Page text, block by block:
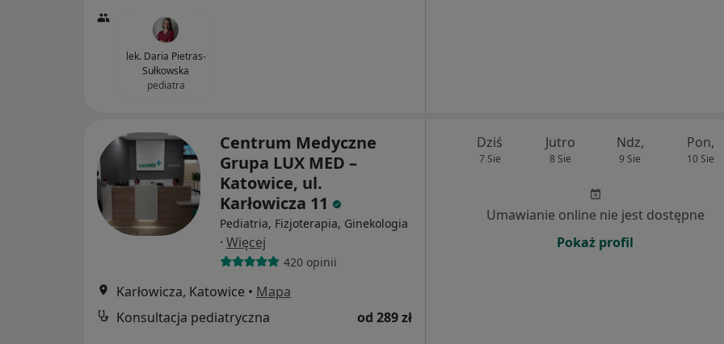
lek. Daria Pietras-
Sułkowska
pediatra
Centrum Medyczne
Grupa LUX MED –
Katowice, ul.
Karłowicza 11
Pediatria, Fizjoterapia, Ginekologia
· Więcej
420 opinii
Karłowicza, Katowice • Mapa
Konsultacja pediatryczna
od 289 zł
Dziś
7 Sie
Jutro
8 Sie
Ndz,
9 Sie
Pon,
10 Sie
Umawianie online nie jest dostępne
Pokaż profil